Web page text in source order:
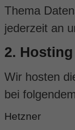
Thema
jederzeit an
2. Hosting
Wir hosten
bei
Hetzner